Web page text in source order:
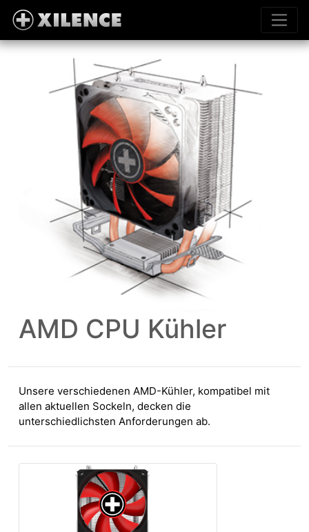
AMD CPU Kühler
Unsere verschiedenen AMD-Kühler, kompatibel mit
allen aktuellen Sockeln, decken die
unterschiedlichsten Anforderungen ab.